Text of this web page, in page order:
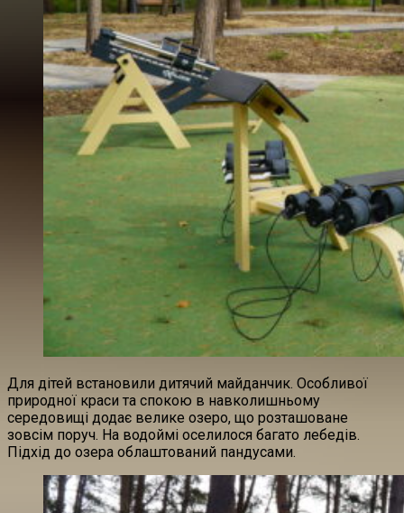
Для дітей встановили дитячий майданчик. Особливої
природної краси та спокою в навколишньому
середовищі додає велике озеро, що розташоване
зовсім поруч. На водоймі оселилося багато лебедів.
Підхід до озера облаштований пандусами.